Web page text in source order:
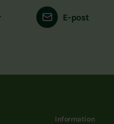
E-post
Information